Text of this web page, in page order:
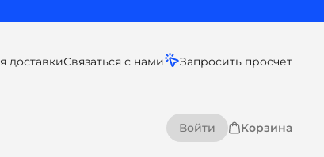
доставкиСвязаться с нами Запросить просчет
Войти Корзина